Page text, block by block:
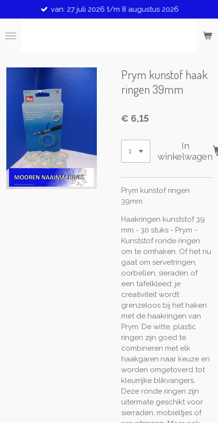
direct
naar
de
van: 27 juli 2026 t/m 8 augustus 2026
Prym kunstof haak
ringen 39mm
€ 6,15
In
winkelwagen
Prym kunstof ringen
39mm
Haakringen kunststof 39
mm - 30 stuks - Prym -
Kunststof ronde ringen
om te omhaken. Of het nu
gaat om servetringen,
oorbellen, sieraden of
een tafelkleed: je
creativiteit wordt
grenzeloos bij het haken
met de haakringen van
Prym. De witte, plastic
ringen zijn goed te
combineren met elk
haakgaren naar keuze en
worden omgetoverd tot
kleurrijke blikvangers.
Deze ronde ringen zijn
uitermate geschikt voor
sierraden, mobieltjes of